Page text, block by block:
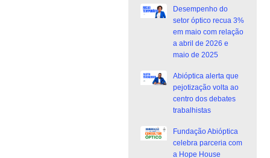
Desempenho do
setor óptico recua 3%
em maio com relação
a abril de 2026 e
maio de 2025
Abióptica alerta que
pejotização volta ao
centro dos debates
trabalhistas
Fundação Abióptica
celebra parceria com
a Hope House